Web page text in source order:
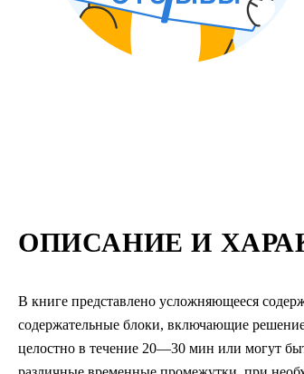
ОПИСАНИЕ И
В книге представлено усложняющееся
содержательные блоки, включающие решение
целостно в течение 20—30 мин или могут